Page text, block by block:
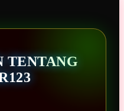
TENTANG